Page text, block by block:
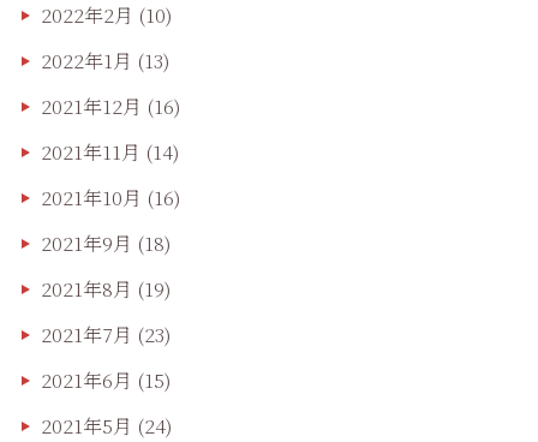
2022年2月 (10)
2022年1月 (13)
2021年12月 (16)
2021年11月 (14)
2021年10月 (16)
2021年9月 (18)
2021年8月 (19)
2021年7月 (23)
2021年6月 (15)
2021年5月 (24)